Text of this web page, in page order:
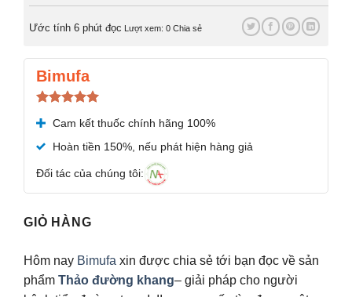
Ước tính 6 phút đọc Lượt xem: 0 Chia sẻ
Bimufa
Được xếp
hạng5.00
5 sao
Cam kết thuốc chính hãng 100%
Hoàn tiền 150%, nếu phát hiện hàng giả
Đối tác của chúng tôi:
GIỎ HÀNG
Hôm nay Bimufa xin được chia sẻ tới bạn đọc về sản
phẩm Thảo đường khang– giải pháp cho người